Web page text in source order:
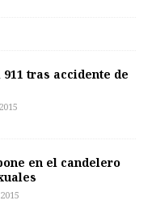
tras accidente de
en el candelero